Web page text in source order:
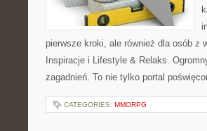
pierwsze kroki, ale również dla osób z
Inspiracje i Lifestyle & Relaks.
zagadnień. To nie tylko portal
CATEGORIES: MMORPG